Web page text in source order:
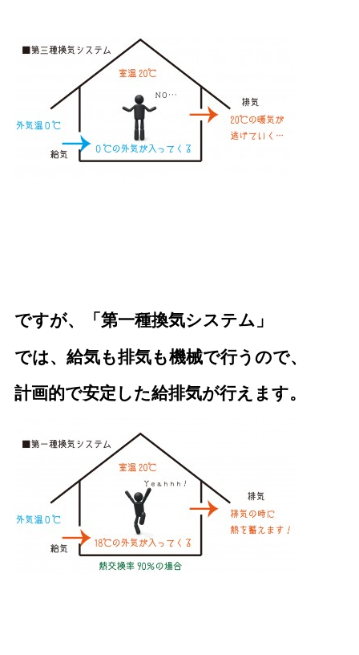
ですが、「第一種換気システム」
では、給気も排気も機械で行うので、
計画的で安定した給排気が行えます。